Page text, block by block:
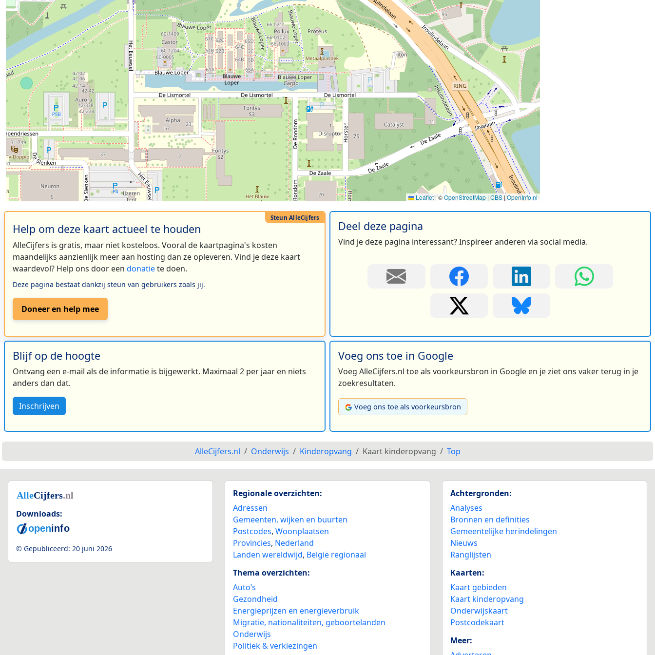
Leaflet|©OpenStreetMap | CBS |OpenInfo.nl
Help om deze kaart actueel te houden
AlleCijfers is gratis, maar niet kosteloos. Vooral de kaartpagina's kosten
maandelijks aanzienlijk meer aan hosting dan ze opleveren. Vind je deze kaart
waardevol? Help ons door een donatiete doen.
Deze pagina bestaat dankzij steun van gebruikers zoals jij.
Doneer en help mee
Deel deze pagina
Vind je deze pagina interessant? Inspireer anderen via social media.
Blijf op de hoogte
Ontvang een e-mail als de informatie is bijgewerkt. Maximaal 2 per jaar en niets
anders dan dat.
Inschrijven
Voeg ons toe in Google
Voeg AlleCijfers.nl toe als voorkeursbron in Google en je ziet ons vaker terug in je
zoekresultaten.
Voeg ons toe als voorkeursbron
AlleCijfers.nl Onderwijs Kinderopvang Kaart kinderopvang Top
Downloads:
© Gepubliceerd: 20 juni 2026
Regionale overzichten:
Adressen
Gemeenten, wijken en buurten
Postcodes,Woonplaatsen
Provincies, Nederland
Landen wereldwijd, België regionaal
Thema overzichten:
Auto’s
Gezondheid
Energieprijzen en energieverbruik
Migratie, nationaliteiten, geboortelanden
Onderwijs
Politiek & verkiezingen
Achtergronden:
Analyses
Bronnen en definities
Gemeentelijke herindelingen
Nieuws
Ranglijsten
Kaarten:
Kaart gebieden
Kaart kinderopvang
Onderwijskaart
Postcodekaart
Meer: